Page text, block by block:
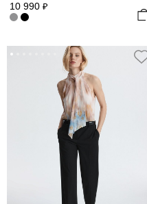
10 990 ₽